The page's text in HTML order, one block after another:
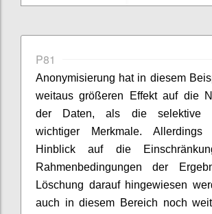
P81
Anonymisierung hat in diesem
weitaus größeren Effekt auf die
der Daten, als die selektive
wichtiger Merkmale.
Hinblick auf die
Rahmenbedingungen der
Löschung darauf hingewiesen
auch in diesem Bereich noch